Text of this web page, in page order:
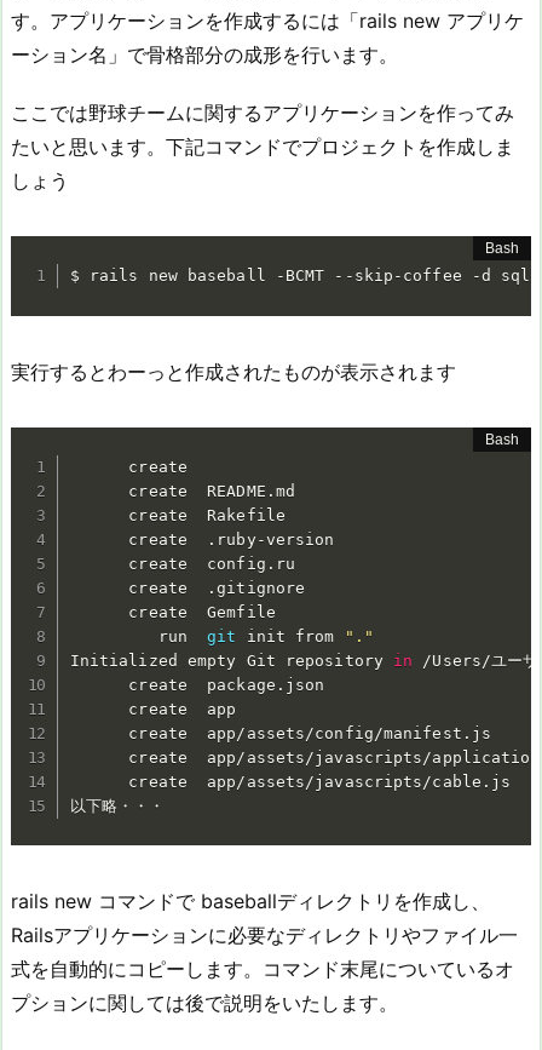
す。アプリケーションを作成するには「rails new アプリケ
ーション名」で骨格部分の成形を行います。
ここでは野球チームに関するアプリケーションを作ってみ
たいと思います。下記コマンドでプロジェクトを作成しま
しょう
$ rails new baseball -BCMT --skip-coffee -d
実行するとわーっと作成されたものが表示されます
      create
      create  README.md
      create  Rakefile
      create  .ruby-version
      create  config.ru
      create  .gitignore
      create  Gemfile
         run
git init from
"."
Initialized empty Git repository in /Users/ユー
      create  package.json
      create  app
      create  app/assets/config/manifest.js
create  app/assets/javascripts/
      create  app/assets/javascripts/cable.js
以下略・・・
rails new コマンドで baseballディレクトリを作成し、
Railsアプリケーションに必要なディレクトリやファイル一
式を自動的にコピーします。コマンド末尾についているオ
プションに関しては後で説明をいたします。